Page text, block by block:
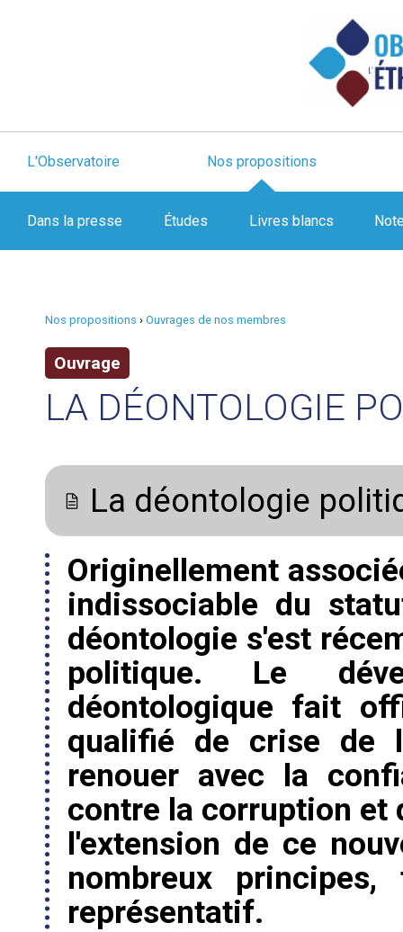
L'Observatoire Nos propositions
Dans la presse Études Livres blancs
Nos propositions › Ouvrages de nos membres
Ouvrage
LA DÉONTOLOGIE
La déontologie
Originellement
indissociable du
déontologie s'est
politique. Le
déontologique fait
qualifié de crise de
renouer avec la
contre la corruption et
l'extension de ce
nombreux
représentatif.